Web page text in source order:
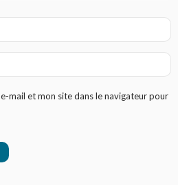
mail et mon site dans le navigateur pour